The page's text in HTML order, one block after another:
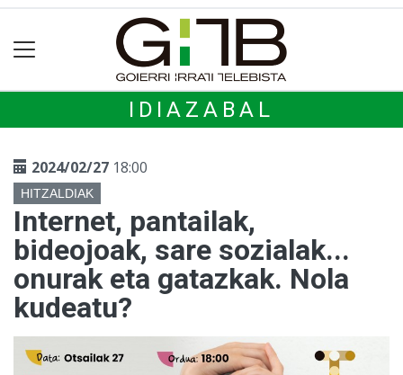
IDIAZABAL
2024/02/27 18:00
HITZALDIAK
Internet, pantailak,
bideojoak, sare sozialak...
onurak eta gatazkak. Nola
kudeatu?